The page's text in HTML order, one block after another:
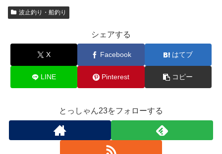
波止釣り・船釣り
シェアする
X Facebook はてブ
LINE Pinterest コピー
とっしゃん23をフォローする